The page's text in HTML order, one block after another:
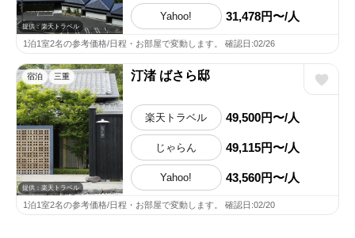
提供：楽天トラベル
Yahoo! 31,478円〜/人
1泊1室2名の参考価格/日程・お部屋で変動します。 確認日:02/26
宿泊 三重
提供：楽天トラベル
汀渚 ばさら邸
楽天トラベル 49,500円〜/人
じゃらん 49,115円〜/人
Yahoo! 43,560円〜/人
1泊1室2名の参考価格/日程・お部屋で変動します。 確認日:02/20